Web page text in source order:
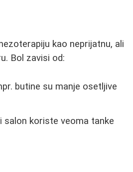
kao neprijatnu, ali
Bol zavisi od:
butine su manje osetljive
salon koriste veoma tanke